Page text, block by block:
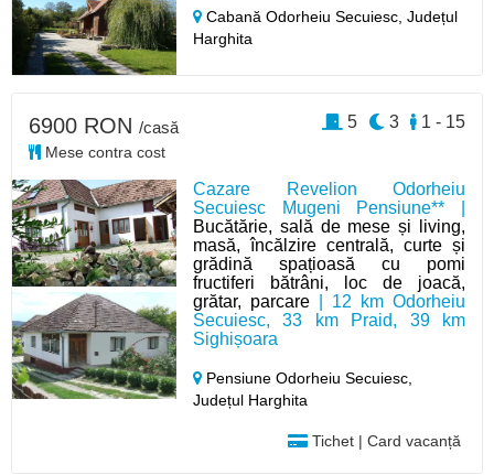
Cabană Odorheiu Secuiesc,Județul
Harghita
Cazare Revelion Odorheiu
Secuiesc Mugeni Pensiune** |
Bucătărie, sală de mese și living,
masă, încălzire centrală, curte și
grădină spațioasă cu pomi
fructiferi bătrâni, loc de joacă,
grătar, parcare | 12 km Odorheiu
Secuiesc, 33 km Praid, 39 km
Sighișoara
Pensiune Odorheiu Secuiesc,
Județul Harghita
Tichet | Card vacanță
6900 RON /casă
Mese contra cost
1 - 15
3
5